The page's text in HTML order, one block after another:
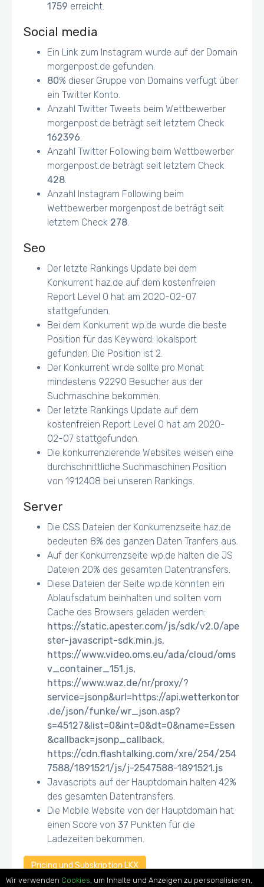
1759 erreicht.
Social media
Ein Link zum Instagram wurde auf der Domain
morgenpost.de gefunden.
80% dieser Gruppe von Domains verfügt über
ein Twitter Konto.
Anzahl Twitter Tweets beim Wettbewerber
morgenpost.de beträgt seit letztem Check
162396.
Anzahl Twitter Following beim Wettbewerber
morgenpost.de beträgt seit letztem Check
428.
Anzahl Instagram Following beim
Wettbewerber morgenpost.de beträgt seit
letztem Check 278.
Seo
Der letzte Rankings Update bei dem
Konkurrent haz.de auf dem kostenfreien
Report Level 0 hat am 2020-02-07
stattgefunden.
Bei dem Konkurrent wp.de wurde die beste
Position für das Keyword: lokalsport
gefunden. Die Position ist 2.
Der Konkurrent wr.de sollte pro Monat
mindestens 92290 Besucher aus der
Suchmaschine bekommen.
Der letzte Rankings Update auf dem
kostenfreien Report Level 0 hat am 2020-
02-07 stattgefunden.
Die konkurrenzierende Websites weisen eine
durchschnittliche Suchmaschinen Position
von 1912408 bei unseren Rankings.
Server
Die CSS Dateien der Konkurrenzseite haz.de
bedeuten 8% des ganzen Daten Tranfers aus.
Auf der Konkurrenzseite wp.de halten die JS
Dateien 20% des gesamten Datentransfers.
Diese Dateien der Seite wp.de könnten ein
Ablaufsdatum beinhalten und sollten vom
Cache des Browsers geladen werden:
https://static.apester.com/js/sdk/v2.0/ape
ster-javascript-sdk.min.js,
https://www.video.oms.eu/ada/cloud/oms
v_container_151.js,
https://www.waz.de/nr/proxy/?
service=jsonp&url=https://api.wetterkontor
.de/json/funke/wr_json.asp?
s=45127&list=0&int=0&dt=0&name=Essen
&callback=jsonp_callback,
https://cdn.flashtalking.com/xre/254/254
7588/1891521/js/j-2547588-1891521.js
Javascripts auf der Hauptdomain halten 42%
des gesamten Datentransfers.
Die Mobile Website von der Hauptdomain hat
einen Score von 37 Punkten für die
Ladezeiten bekommen.
Pricing und Subskription LKX
Wir verwenden Cookies, um Inhalte und Anzeigen zu personalisieren,